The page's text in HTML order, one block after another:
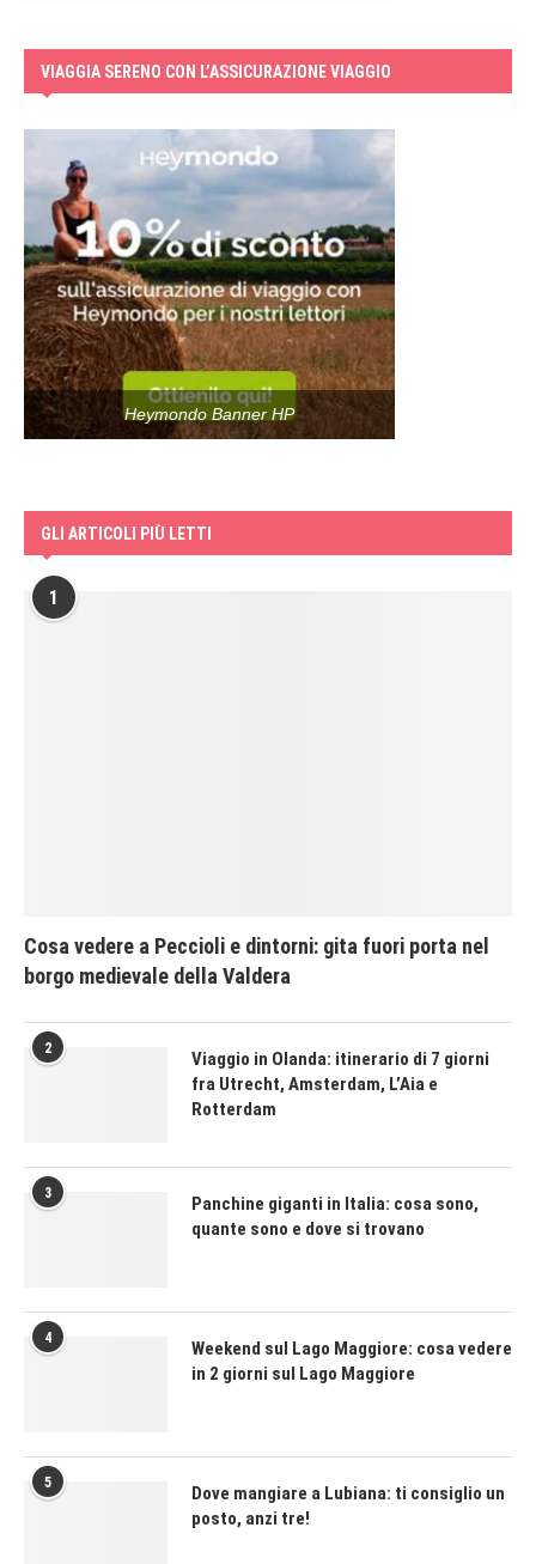
VIAGGIA SERENO CON L’ASSICURAZIONE VIAGGIO
Heymondo Banner HP
GLI ARTICOLI PIÙ LETTI
1
Cosa vedere a Peccioli e dintorni: gita fuori porta nel
borgo medievale della Valdera
2
Viaggio in Olanda: itinerario di 7 giorni
fra Utrecht, Amsterdam, L’Aia e
Rotterdam
3
Panchine giganti in Italia: cosa sono,
quante sono e dove si trovano
4
Weekend sul Lago Maggiore: cosa vedere
in 2 giorni sul Lago Maggiore
5
Dove mangiare a Lubiana: ti consiglio un
posto, anzi tre!